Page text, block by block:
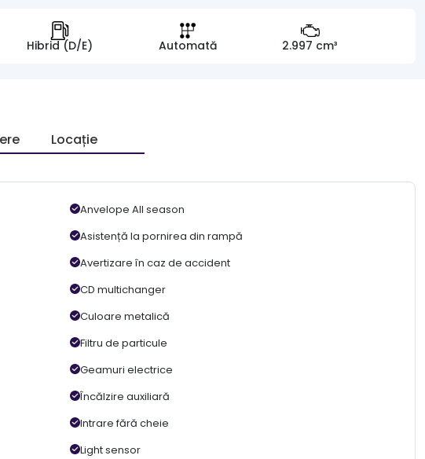
Hibrid (D/E) Automată 2.997 cm³
Locație
Anvelope All season
Asistență la pornirea din rampă
Avertizare în caz de accident
CD multichanger
Culoare metalică
Filtru de particule
Geamuri electrice
Încălzire auxiliară
Intrare fără cheie
Light sensor